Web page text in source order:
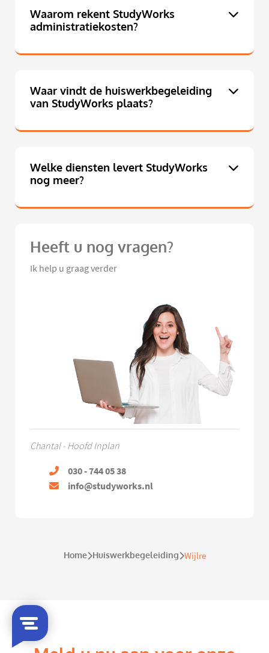
Waarom rekent StudyWorks
administratiekosten?
Waar vindt de huiswerkbegeleiding
van StudyWorks plaats?
Welke diensten levert StudyWorks
nog meer?
Heeft u nog vragen?
Ik help u graag verder
Chantal - Hoofd Inplan
030 - 744 05 38
info@studyworks.nl
Home Huiswerkbegeleiding Wijlre